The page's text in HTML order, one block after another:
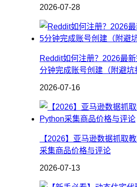
2026-07-28
Reddit如何注册？2026最
分钟完成账号创建（附避坑
2026-07-16
【2026】亚马逊数据抓取
采集商品价格与评论
2026-07-13